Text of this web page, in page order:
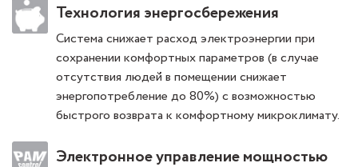
Технология энергосбережения
Система снижает расход электроэнергии при
сохранении комфортных параметров (в случае
отсутствия людей в помещении снижает
энергопотребление до 80%) с возможностью
быстрого возврата к комфортному микроклимату.
Электронное управление мощностью